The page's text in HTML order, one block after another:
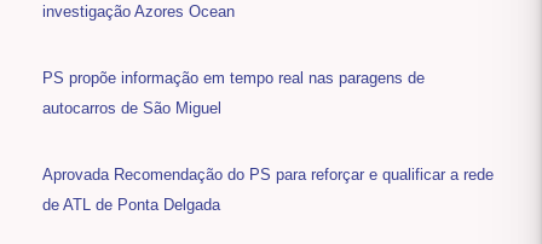
investigação Azores Ocean
PS propõe informação em tempo real nas paragens de
autocarros de São Miguel
Aprovada Recomendação do PS para reforçar e qualificar a rede
de ATL de Ponta Delgada